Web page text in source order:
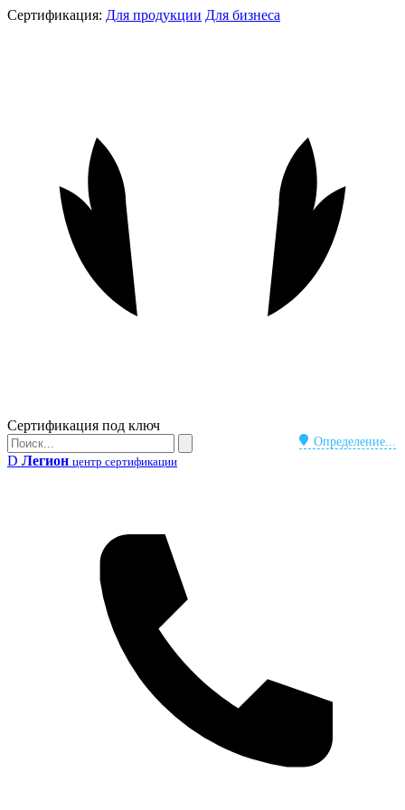
Сертификация: Для продукции Для бизнеса
Бейдж
Сертификация под ключ
Определение...
Поиск
Поиск
D Легион центр сертификации